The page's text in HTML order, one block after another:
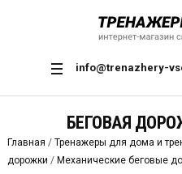
info@trenazhery-
БЕГОВАЯ
Главная / Тренажеры для дома и
дорожки / Механические беговые